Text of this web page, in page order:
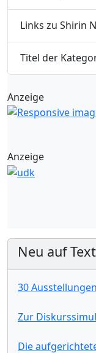
Links zu Shirin
Titel der
Anzeige
Anzeige
Neu auf
30
Zur
Die